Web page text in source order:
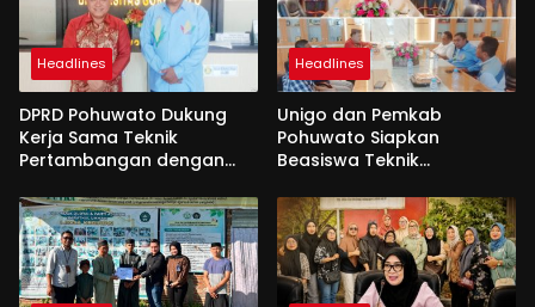
Headlines
DPRD Pohuwato Dukung
Kerja Sama Teknik
Pertambangan dengan
Headlines
Unigo dan Pemkab
Pohuwato Siapkan
Beasiswa Teknik